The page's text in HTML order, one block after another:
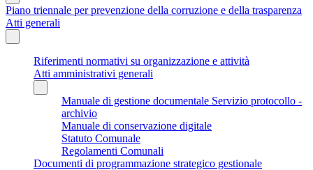
Piano triennale per prevenzione della corruzione e della trasparenza
Atti generali
Riferimenti normativi su organizzazione e attività
Atti amministrativi generali
Manuale di gestione documentale Servizio protocollo -
archivio
Manuale di conservazione digitale
Statuto Comunale
Regolamenti Comunali
Documenti di programmazione strategico gestionale